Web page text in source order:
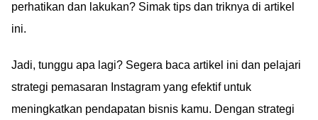
perhatikan dan lakukan? Simak tips dan triknya di artikel
ini.
Jadi, tunggu apa lagi? Segera baca artikel ini dan pelajari
strategi pemasaran Instagram yang efektif untuk
meningkatkan pendapatan bisnis kamu. Dengan strategi